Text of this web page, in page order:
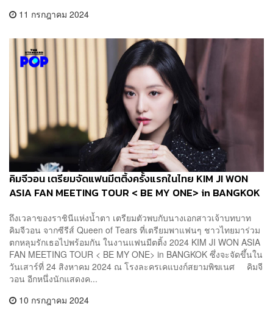
11 กรกฎาคม 2024
คิมจีวอน เตรียมจัดแฟนมีตติ้งครั้งแรกในไทย KIM JI WON
ASIA FAN MEETING TOUR < BE MY ONE> in BANGKOK
ถึงเวลาของราชินีแห่งน้ำตา เตรียมตัวพบกับนางเอกสาวเจ้าบทบาท
คิมจีวอน จากซีรีส์ Queen of Tears ที่เตรียมพาแฟนๆ ชาวไทยมาร่วม
ตกหลุมรักเธอไปพร้อมกัน ในงานแฟนมีตติ้ง 2024 KIM JI WON ASIA
FAN MEETING TOUR < BE MY ONE> in BANGKOK ซึ่งจะจัดขึ้นใน
วันเสาร์ที่ 24 สิงหาคม 2024 ณ โรงละครเคแบงก์สยามพิฆเนศ คิมจี
วอน อีกหนึ่งนักแสดงค...
10 กรกฎาคม 2024